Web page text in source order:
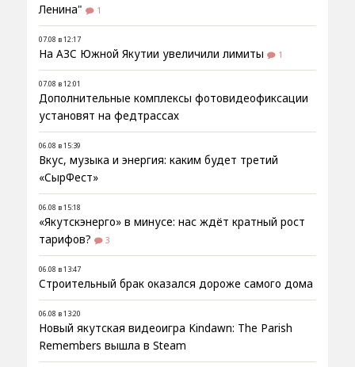
Ленина"
1
07.08 в 12:17
На АЗС Южной Якутии увеличили лимиты 1
07.08 в 12:01
Дополнительные комплексы фотовидеофиксации
установят на федтрассах
06.08 в 15:39
Вкус, музыка и энергия: каким будет третий
«СырФест»
06.08 в 15:18
«Якутскэнерго» в минусе: нас ждёт кратный рост
тарифов?
3
06.08 в 13:47
Строительный брак оказался дороже самого дома
06.08 в 13:20
Новый якутская видеоигра Kindawn: The Parish
Remembers вышла в Steam